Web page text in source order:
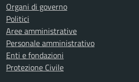
Organi di governo
Politici
Aree amministrative
Personale amministrativo
Enti e fondazioni
Protezione Civile